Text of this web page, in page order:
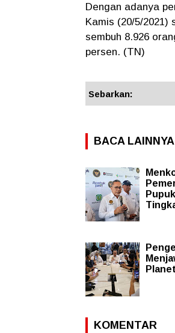
Dengan adanya
Kamis (20/5/2021)
sembuh 8.926
persen. (TN)
Sebarkan:
BACA LAINNYA
KOMENTAR